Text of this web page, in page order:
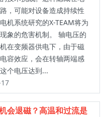
，可能对设备造成持续性
机系统研究的X-TEAM将为
象的危害机制。 轴电压的
在变频器供电下，由于磁
容效应，会在转轴两端感
个电压达到...
会退磁？高温和过流是